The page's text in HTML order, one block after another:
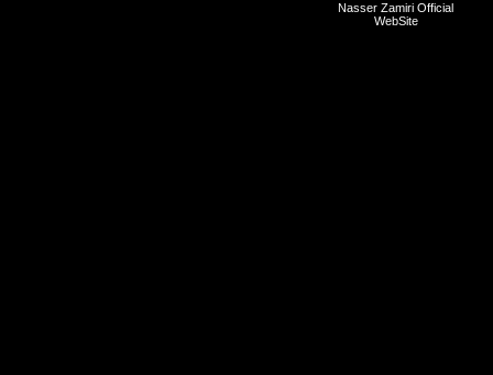
Nasser Zamiri Official
WebSite